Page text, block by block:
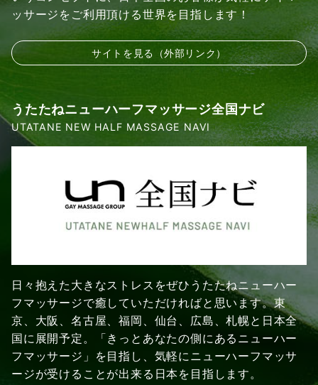
ッサージをご利用頂ける世界を目指します！
サイトを見る（外部リンク）
うたたねニューハーフマッサージ全国ナビ
UTATANE NEW HALF MASSAGE NAVI
日々抱えた大きなストレスをぜひうたたねニューハー
フマッサージで癒していただければと思います。東
京、大阪、名古屋、福岡、仙台、広島、札幌と日本全
国に展開予定。「きっとあなたの側にあるニューハー
フマッサージ」を目指し、気軽にニューハーフマッサ
ージが受けることが出来る日本を目指します。